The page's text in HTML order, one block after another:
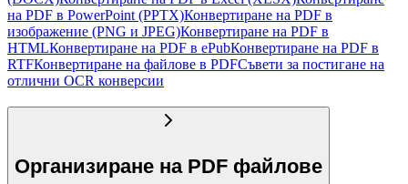
на PDF в PowerPoint (PPTX)Конвертиране на PDF в
изображение (PNG и JPEG)Конвертиране на PDF в
HTMLКонвертиране на PDF в ePubКонвертиране на PDF в
RTFКонвертиране на файлове в PDFСъвети за постигане на
отлични OCR конверсии
Организиране на PDF файлове